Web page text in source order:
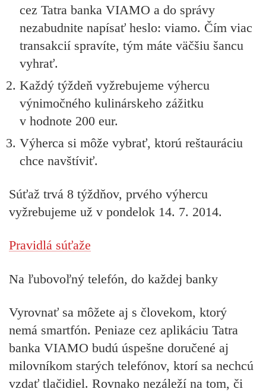
cez Tatra banka VIAMO a do správy
nezabudnite napísať heslo: viamo. Čím viac
transakcií spravíte, tým máte väčšiu šancu
vyhrať.
Každý týždeň vyžrebujeme výhercu
výnimočného kulinárskeho zážitku
v hodnote 200 eur.
Výherca si môže vybrať, ktorú reštauráciu
chce navštíviť.
Súťaž trvá 8 týždňov, prvého výhercu
vyžrebujeme už v pondelok 14. 7. 2014.
Pravidlá súťaže
Na ľubovoľný telefón, do každej banky
Vyrovnať sa môžete aj s človekom, ktorý
nemá smartfón. Peniaze cez aplikáciu Tatra
banka VIAMO budú úspešne doručené aj
milovníkom starých telefónov, ktorí sa nechcú
vzdať tlačidiel. Rovnako nezáleží na tom, či